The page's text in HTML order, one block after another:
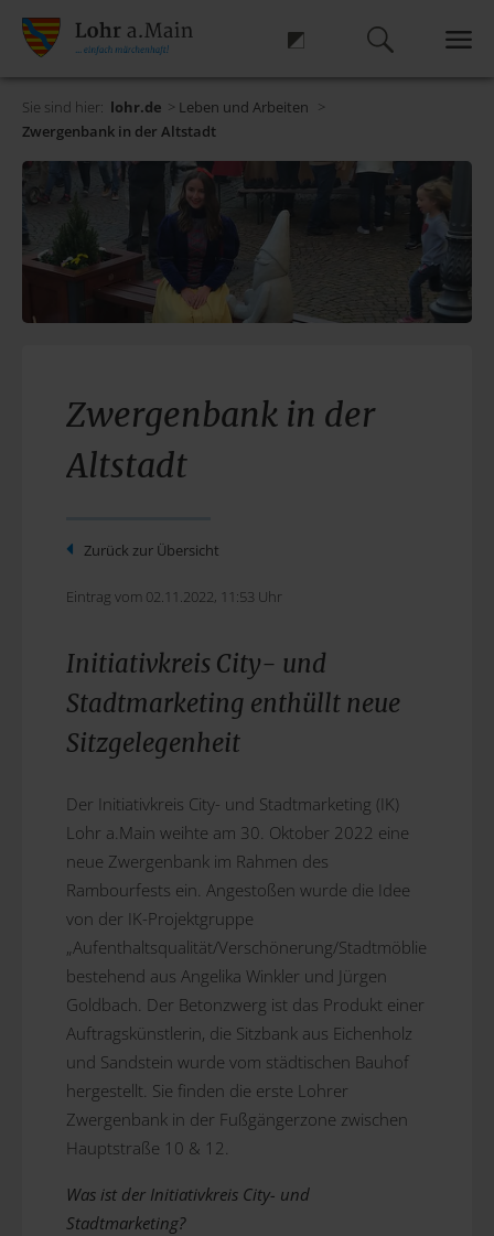
Sie sind hier: lohr.de > Leben und Arbeiten >
Zwergenbank in der Altstadt
Zwergenbank in der
Altstadt
Zurück zur Übersicht
Eintrag vom 02.11.2022, 11:53 Uhr
Initiativkreis City- und
Stadtmarketing enthüllt neue
Sitzgelegenheit
Der Initiativkreis City- und Stadtmarketing (IK)
Lohr a.Main weihte am 30. Oktober 2022 eine
neue Zwergenbank im Rahmen des
Rambourfests ein. Angestoßen wurde die Idee
von der IK-Projektgruppe
„Aufenthaltsqualität/Verschönerung/Stadtmöblierung“
bestehend aus Angelika Winkler und Jürgen
Goldbach. Der Betonzwerg ist das Produkt einer
Auftragskünstlerin, die Sitzbank aus Eichenholz
und Sandstein wurde vom städtischen Bauhof
hergestellt. Sie finden die erste Lohrer
Zwergenbank in der Fußgängerzone zwischen
Hauptstraße 10 & 12.
Was ist der Initiativkreis City- und
Stadtmarketing?